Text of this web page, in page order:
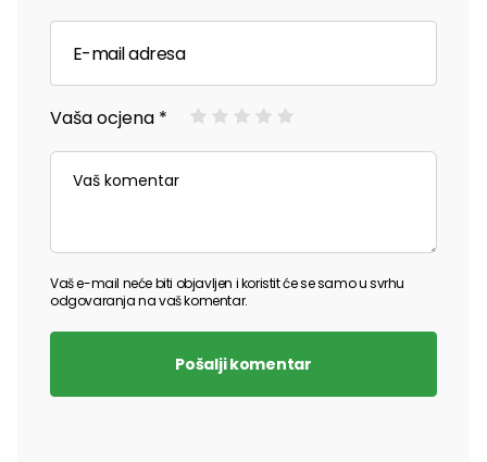
Vaša ocjena *
Vaš e-mail neće biti objavljen i koristit će se samo u svrhu
odgovaranja na vaš komentar.
Pošalji komentar